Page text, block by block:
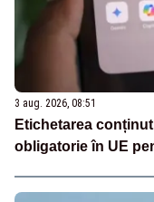
3 aug. 2026, 08:51
Etichetarea
obligatorie în UE